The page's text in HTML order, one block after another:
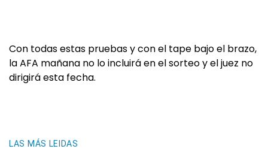
Con todas estas pruebas y con el tape bajo el brazo,
la AFA mañana no lo incluirá en el sorteo y el juez no
dirigirá esta fecha.
LAS MÁS LEIDAS